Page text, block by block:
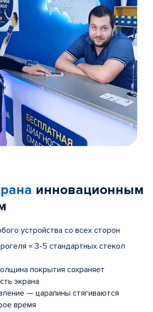
инновационным
устройства со всех сторон
= 3-5 стандартных стекол
покрытия сохраняет
экрана
— царапины стягиваются
время